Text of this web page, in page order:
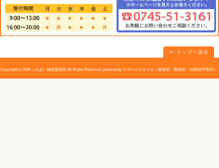
してしまうために生じるものです。
骨院